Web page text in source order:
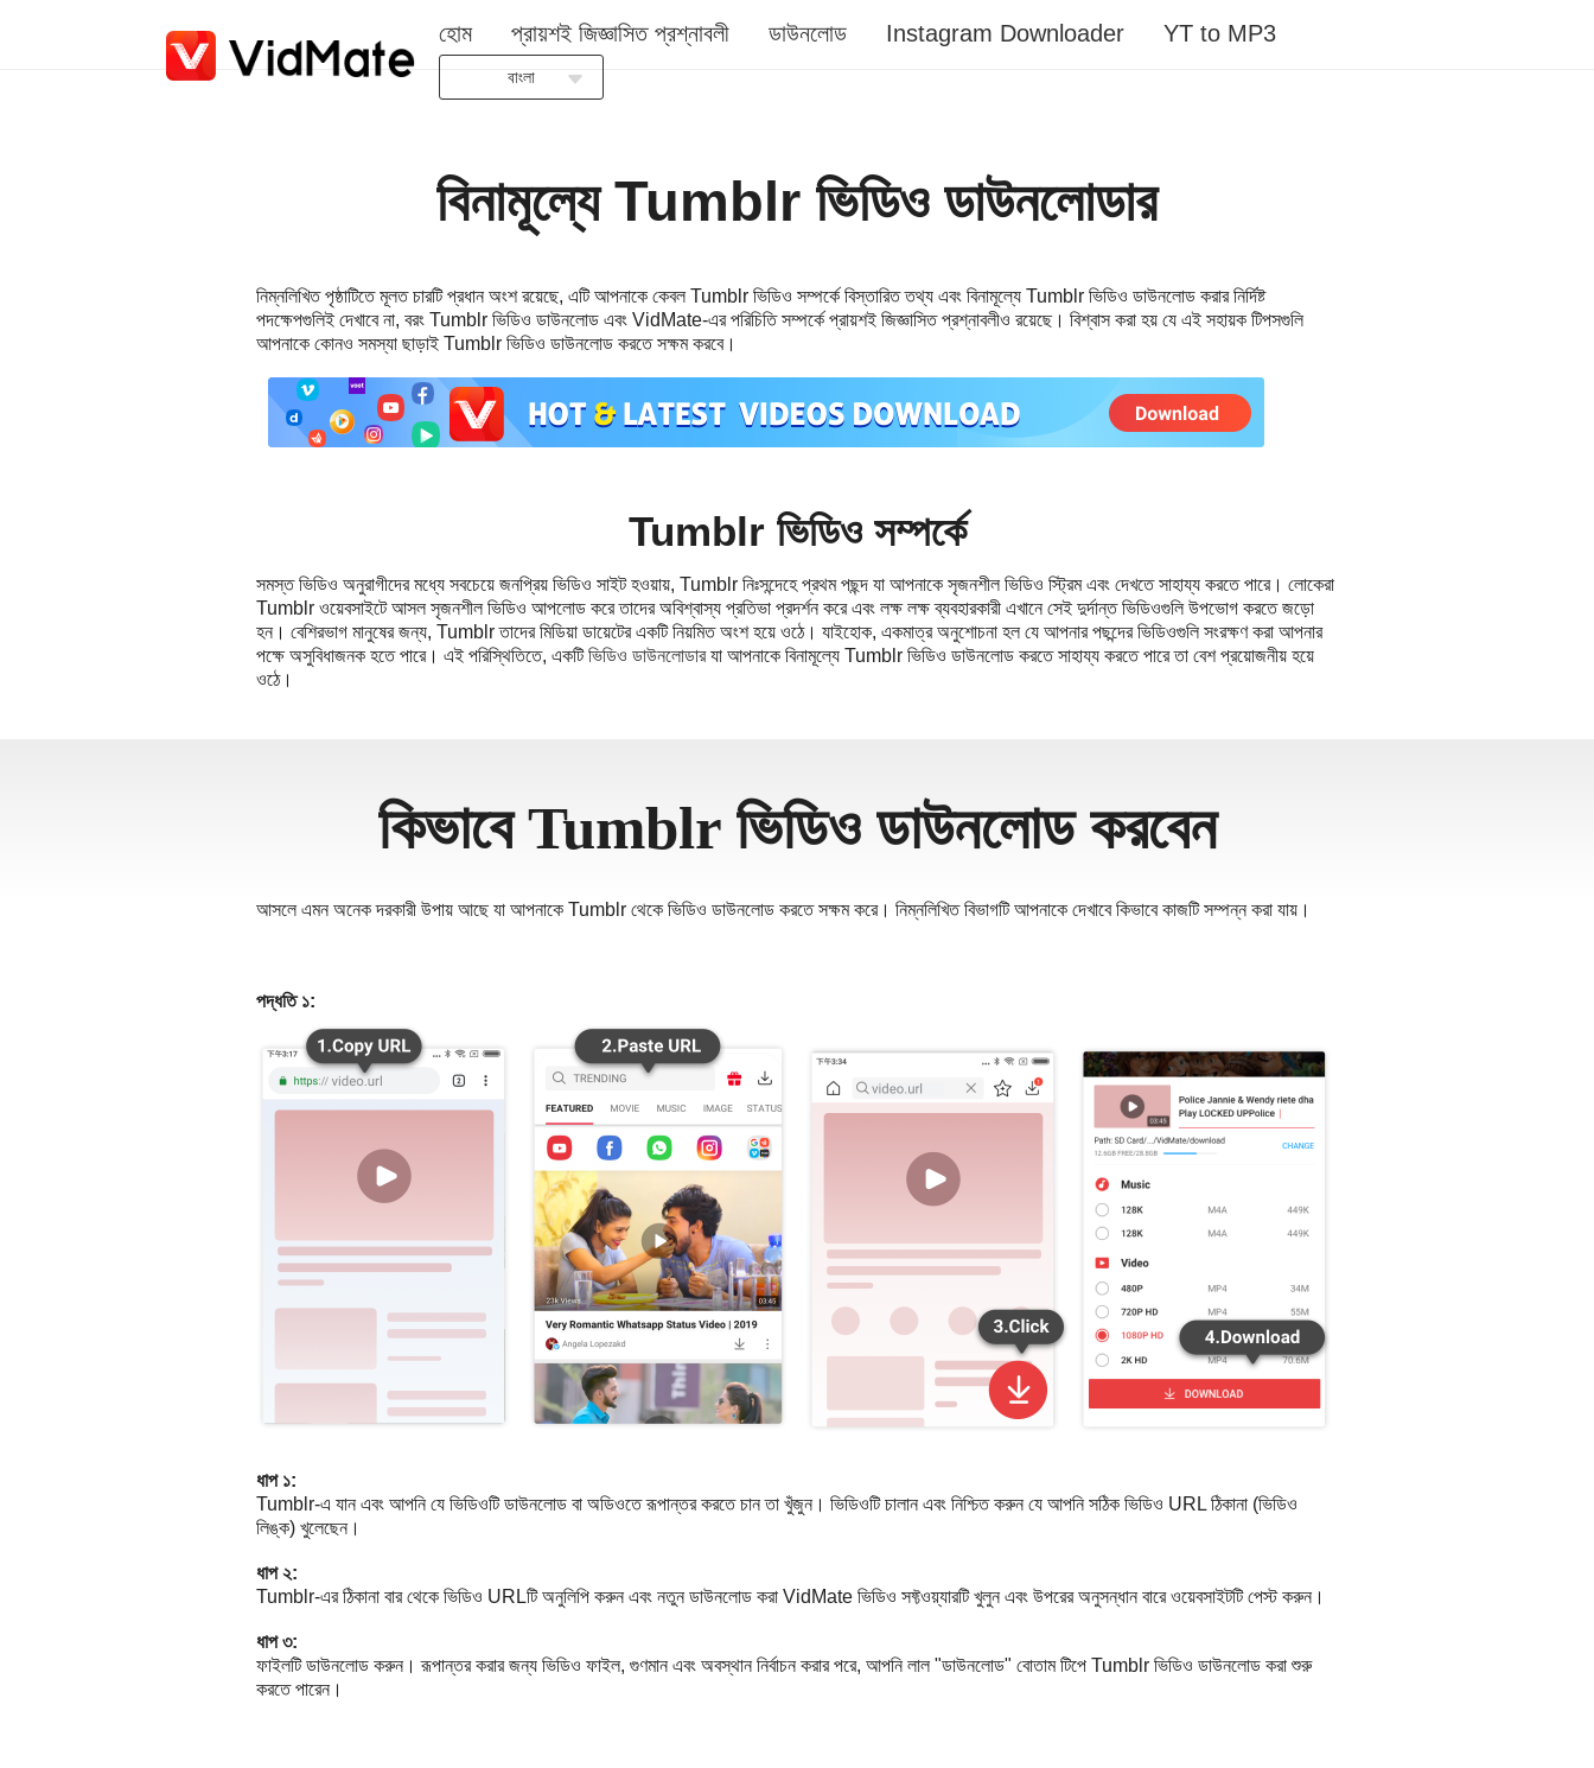
হোম প্রায়শই জিজ্ঞাসিত প্রশ্নাবলী ডাউনলোড Instagram Downloader YT to MP3
বাংলা
English
Español
Italiano
Português
Türkçe
日本語
ਪੰਜਾਬੀ
اُردُو
తెలుగు
বিনামূল্যে Tumblr ভিডিও ডাউনলোডার
নিম্নলিখিত পৃষ্ঠাটিতে মূলত চারটি প্রধান অংশ রয়েছে, এটি আপনাকে কেবল Tumblr ভিডিও সম্পর্কে বিস্তারিত তথ্য এবং বিনামূল্যে Tumblr ভিডিও ডাউনলোড করার নির্দিষ্ট
পদক্ষেপগুলিই দেখাবে না, বরং Tumblr ভিডিও ডাউনলোড এবং VidMate-এর পরিচিতি সম্পর্কে প্রায়শই জিজ্ঞাসিত প্রশ্নাবলীও রয়েছে। বিশ্বাস করা হয় যে এই সহায়ক টিপসগুলি
আপনাকে কোনও সমস্যা ছাড়াই Tumblr ভিডিও ডাউনলোড করতে সক্ষম করবে।
Tumblr ভিডিও সম্পর্কে
সমস্ত ভিডিও অনুরাগীদের মধ্যে সবচেয়ে জনপ্রিয় ভিডিও সাইট হওয়ায়, Tumblr নিঃসন্দেহে প্রথম পছন্দ যা আপনাকে সৃজনশীল ভিডিও স্ট্রিম এবং দেখতে সাহায্য করতে পারে। লোকেরা
Tumblr ওয়েবসাইটে আসল সৃজনশীল ভিডিও আপলোড করে তাদের অবিশ্বাস্য প্রতিভা প্রদর্শন করে এবং লক্ষ লক্ষ ব্যবহারকারী এখানে সেই দুর্দান্ত ভিডিওগুলি উপভোগ করতে জড়ো
হন। বেশিরভাগ মানুষের জন্য, Tumblr তাদের মিডিয়া ডায়েটের একটি নিয়মিত অংশ হয়ে ওঠে। যাইহোক, একমাত্র অনুশোচনা হল যে আপনার পছন্দের ভিডিওগুলি সংরক্ষণ করা আপনার
পক্ষে অসুবিধাজনক হতে পারে। এই পরিস্থিতিতে, একটিভিডিও ডাউনলোডারযা আপনাকে বিনামূল্যে Tumblr ভিডিও ডাউনলোড করতে সাহায্য করতে পারে তা বেশ প্রয়োজনীয় হয়ে
ওঠে।
কিভাবে Tumblr ভিডিও ডাউনলোড করবেন
আসলে এমন অনেক দরকারী উপায় আছে যা আপনাকে Tumblr থেকে ভিডিও ডাউনলোড করতে সক্ষম করে। নিম্নলিখিত বিভাগটি আপনাকে দেখাবে কিভাবে কাজটি সম্পন্ন করা যায়।
পদ্ধতি ১:
ধাপ ১:
Tumblr-এ যান এবং আপনি যে ভিডিওটি ডাউনলোড বা অডিওতে রূপান্তর করতে চান তা খুঁজুন। ভিডিওটি চালান এবং নিশ্চিত করুন যে আপনি সঠিক ভিডিও URL ঠিকানা (ভিডিও
লিঙ্ক) খুলেছেন।
ধাপ ২:
Tumblr-এর ঠিকানা বার থেকে ভিডিও URLটি অনুলিপি করুন এবং নতুন ডাউনলোড করা VidMate ভিডিও সফ্টওয়্যারটি খুলুন এবং উপরের অনুসন্ধান বারে ওয়েবসাইটটি পেস্ট করুন।
ধাপ ৩:
ফাইলটি ডাউনলোড করুন। রূপান্তর করার জন্য ভিডিও ফাইল, গুণমান এবং অবস্থান নির্বাচন করার পরে, আপনি লাল "ডাউনলোড" বোতাম টিপে Tumblr ভিডিও ডাউনলোড করা শুরু
করতে পারেন।